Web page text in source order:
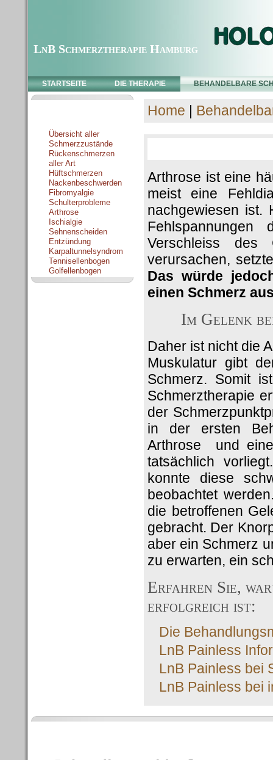
LnB Schmerztherapie Hamburg
STARTSEITE DIE THERAPIE BEHANDELBARE
Übersicht aller
Schmerzzustände
Rückenschmerzen
aller Art
Hüftschmerzen
Nackenbeschwerden
Fibromyalgie
Schulterprobleme
Arthrose
Ischialgie
Sehnenscheiden
Entzündung
Karpaltunnelsyndrom
Tennisellenbogen
Golfellenbogen
Home |
Arthrose ist eine
meist eine
nachgewiesen ist.
Verschleiss des
verursachen,
Das würde
einen Schmerz
Im Gelenk
Daher ist nicht die
Muskulatur gibt
Schmerz. Somit
Schmerztherapie
der
in der ersten
Arthrose und
tatsächlich
konnte diese
beobachtet
die betroffenen
gebracht. Der
aber ein Schmerz
zu erwarten, ein
Erfahren Sie,
erfolgreich ist:
Die
LnB Painless
LnB Painless bei
LnB Painless bei